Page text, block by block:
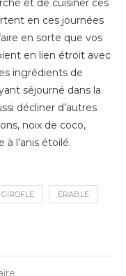
et de cuisiner ces
en ces journées
en sorte que vos
en lien étroit avec
ingrédients de
séjourné dans la
décliner d’autres
noix de coco,
l’anis étoilé.
ÉRABLE